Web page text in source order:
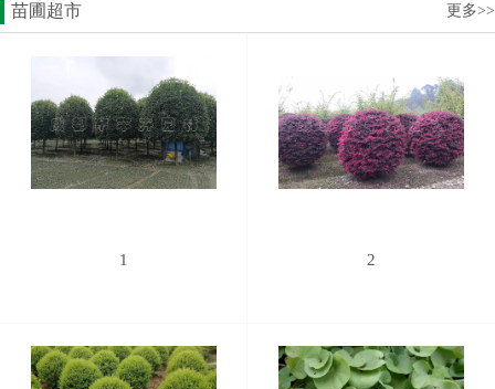
苗圃超市 更多>>
1 2